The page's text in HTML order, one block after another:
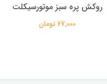
روکش پره سبز موتورسیکلت
67,000 تومان